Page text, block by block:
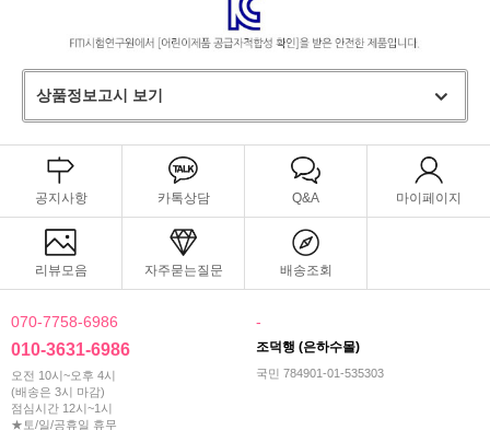
상품정보고시 보기
공지사항 카톡상담 Q&A 마이페이지
리뷰모음 자주묻는질문 배송조회
070-7758-6986
010-3631-6986
오전 10시~오후 4시
(배송은 3시 마감)
점심시간 12시~1시
★토/일/공휴일 휴무
-
조덕행 (은하수몰)
국민 784901-01-535303